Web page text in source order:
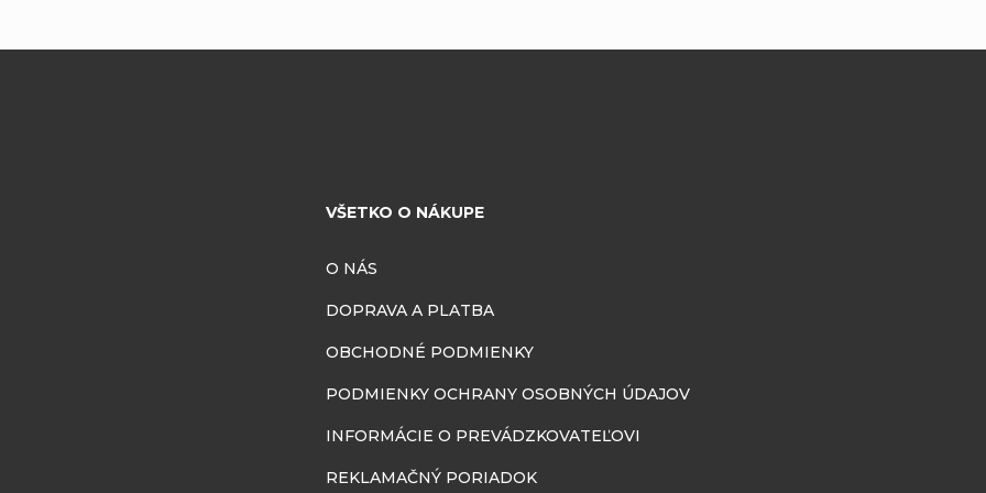
VŠETKO O NÁKUPE
O NÁS
DOPRAVA A PLATBA
OBCHODNÉ PODMIENKY
PODMIENKY OCHRANY OSOBNÝCH ÚDAJOV
INFORMÁCIE O PREVÁDZKOVATEĽOVI
REKLAMAČNÝ PORIADOK